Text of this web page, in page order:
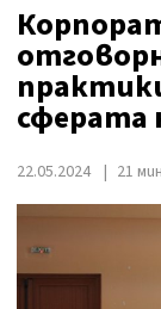
сферата
22.05.2024 21